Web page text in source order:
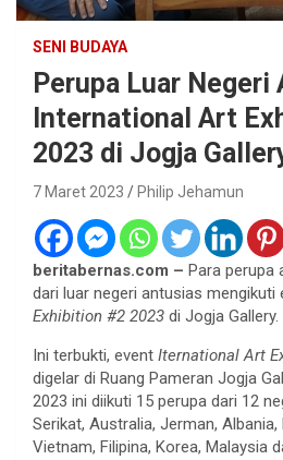
SENI BUDAYA
Perupa Luar
International Art
2023 di Jogja
7 Maret 2023 Philip Jehamun
beritabernas.com – Para perupa
dari luar negeri antusias mengikuti
Exhibition #2 2023 di Jogja Gallery.
Ini terbukti, event Iternational Art
digelar di Ruang Pameran Jogja
2023 ini diikuti 15 perupa dari 12
Serikat, Australia, Jerman,
Vietnam, Filipina, Korea, Malaysia